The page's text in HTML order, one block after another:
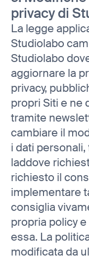
privacy di
La legge
Studiolabo
Studiolabo
aggiornare la
privacy,
propri Siti e ne
tramite
cambiare il
i dati
laddove
richiesto il
implementare
consiglia
propria policy
essa. La
modificata da